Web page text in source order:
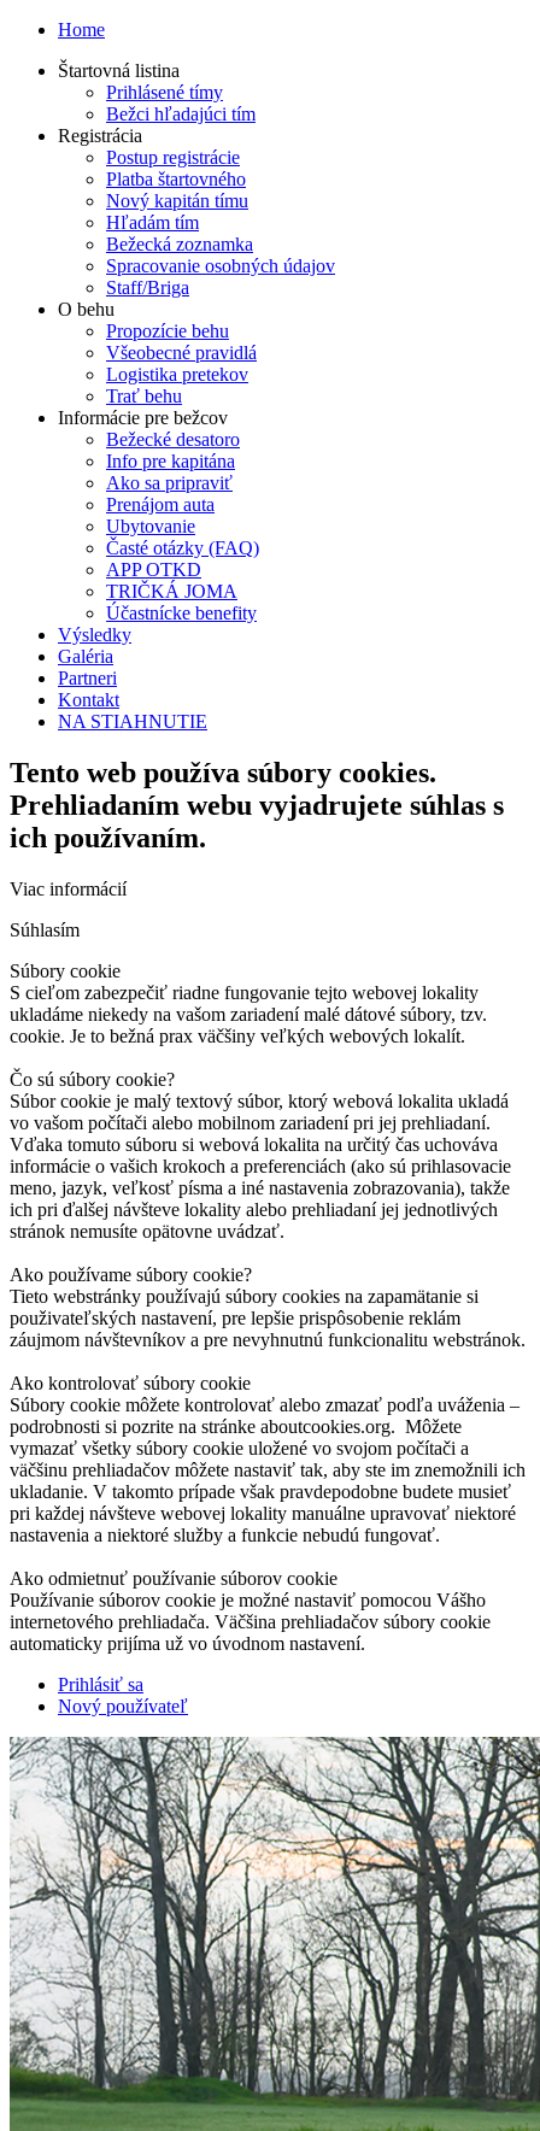
Home
Štartovná listina
Prihlásené tímy
Bežci hľadajúci tím
Registrácia
Postup registrácie
Platba štartovného
Nový kapitán tímu
Hľadám tím
Bežecká zoznamka
Spracovanie osobných údajov
Staff/Briga
O behu
Propozície behu
Všeobecné pravidlá
Logistika pretekov
Trať behu
Informácie pre bežcov
Bežecké desatoro
Info pre kapitána
Ako sa pripraviť
Prenájom auta
Ubytovanie
Časté otázky (FAQ)
APP OTKD
TRIČKÁ JOMA
Účastnícke benefity
Výsledky
Galéria
Partneri
Kontakt
NA STIAHNUTIE
Tento web používa súbory cookies.
Prehliadaním webu vyjadrujete súhlas s
ich používaním.
Viac informácií
Súhlasím
Súbory cookie
S cieľom zabezpečiť riadne fungovanie tejto webovej lokality
ukladáme niekedy na vašom zariadení malé dátové súbory, tzv.
cookie. Je to bežná prax väčšiny veľkých webových lokalít.
Čo sú súbory cookie?
Súbor cookie je malý textový súbor, ktorý webová lokalita ukladá
vo vašom počítači alebo mobilnom zariadení pri jej prehliadaní.
Vďaka tomuto súboru si webová lokalita na určitý čas uchováva
informácie o vašich krokoch a preferenciách (ako sú prihlasovacie
meno, jazyk, veľkosť písma a iné nastavenia zobrazovania), takže
ich pri ďalšej návšteve lokality alebo prehliadaní jej jednotlivých
stránok nemusíte opätovne uvádzať.
Ako používame súbory cookie?
Tieto webstránky používajú súbory cookies na zapamätanie si
použivateľských nastavení, pre lepšie prispôsobenie reklám
záujmom návštevníkov a pre nevyhnutnú funkcionalitu webstránok.
Ako kontrolovať súbory cookie
Súbory cookie môžete kontrolovať alebo zmazať podľa uváženia –
podrobnosti si pozrite na stránke aboutcookies.org. Môžete
vymazať všetky súbory cookie uložené vo svojom počítači a
väčšinu prehliadačov môžete nastaviť tak, aby ste im znemožnili ich
ukladanie. V takomto prípade však pravdepodobne budete musieť
pri každej návšteve webovej lokality manuálne upravovať niektoré
nastavenia a niektoré služby a funkcie nebudú fungovať.
Ako odmietnuť používanie súborov cookie
Používanie súborov cookie je možné nastaviť pomocou Vášho
internetového prehliadača. Väčšina prehliadačov súbory cookie
automaticky prijíma už vo úvodnom nastavení.
Prihlásiť sa
Nový používateľ